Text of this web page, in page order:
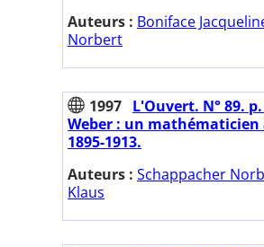
Auteurs : Boniface
Norbert
1997 L'Ouvert. N° 89.
Weber : un mathématicien
1895-1913.
Auteurs : Schappacher
Klaus